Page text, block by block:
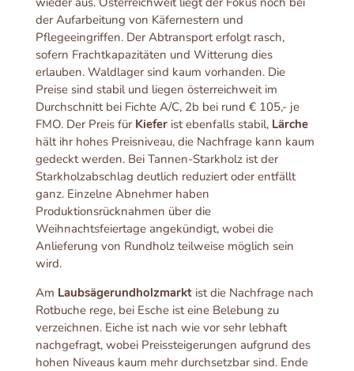
der Aufarbeitung von Käfernestern und
Pflegeeingriffen. Der Abtransport erfolgt rasch,
sofern Frachtkapazitäten und Witterung dies
erlauben. Waldlager sind kaum vorhanden. Die
Preise sind stabil und liegen österreichweit im
Durchschnitt bei Fichte A/C, 2b bei rund € 105,- je
FMO. Der Preis für Kieferist ebenfalls stabil, Lärche
hält ihr hohes Preisniveau, die Nachfrage kann kaum
gedeckt werden. Bei Tannen-Starkholz ist der
Starkholzabschlag deutlich reduziert oder entfällt
ganz. Einzelne Abnehmer haben
Produktionsrücknahmen über die
Weihnachtsfeiertage angekündigt, wobei die
Anlieferung von Rundholz teilweise möglich sein
wird.
Am Laubsägerundholzmarktist die Nachfrage nach
Rotbuche rege, bei Esche ist eine Belebung zu
verzeichnen. Eiche ist nach wie vor sehr lebhaft
nachgefragt, wobei Preissteigerungen aufgrund des
hohen Niveaus kaum mehr durchsetzbar sind. Ende